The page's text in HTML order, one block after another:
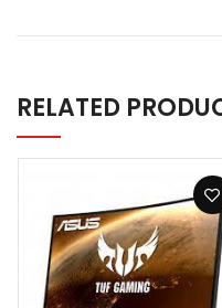
RELATED